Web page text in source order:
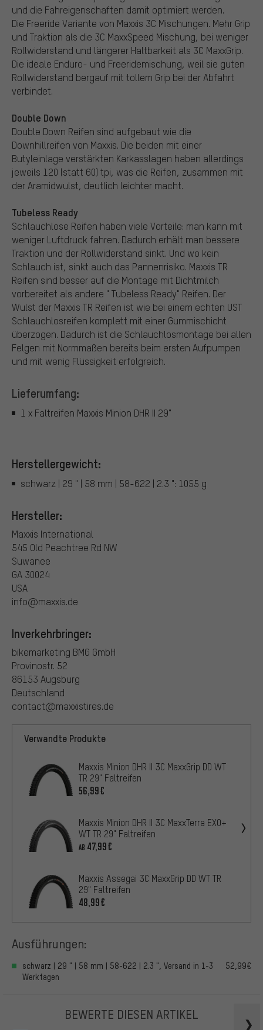
und die Fahreigenschaften damit optimiert werden.
Die Freeride Variante von Maxxis 3C Mischungen. Mehr Grip
und Traktion als die 3C MaxxSpeed Mischung, bei weniger
Rollwiderstand und längerer Haltbarkeit als 3C MaxxGrip.
Die ideale Enduro- und Freeridemischung, weil sie guten
Rollwiderstand bergauf mit tollem Grip bei der Abfahrt
verbindet.
Double Down
Double Down Reifen sind aufgebaut wie die
Downhillreifen von Maxxis. Die beiden mit einer
Butyleinlage verstärkten Karkasslagen haben allerdings
jeweils 120 (statt 60) tpi, was die Reifen, zusammen mit
der Aramidwulst, deutlich leichter macht.
Tubeless Ready
Schlauchlose Reifen haben viele Vorteile: man kann mit
weniger Luftdruck fahren. Dadurch erhält man bessere
Traktion und der Rollwiderstand sinkt. Und wo kein
Schlauch ist, sinkt auch das Pannenrisiko. Maxxis TR
Reifen sind besser auf die Montage mit Dichtmilch
vorbereitet als andere " Tubeless Ready" Reifen. Der
Wulst der Maxxis TR Reifen ist wie bei einem echten UST
Schlauchlosreifen komplett mit einer Gummischicht
überzogen. Dadurch ist die Schlauchlosmontage bei allen
Felgen mit Normmaßen bereits beim ersten Aufpumpen
und mit wenig Flüssigkeit erfolgreich.
Lieferumfang:
1 x Faltreifen Maxxis Minion DHR II 29"
Herstellergewicht:
schwarz | 29 " | 58 mm | 58-622 | 2.3 ": 1055 g
Hersteller:
Maxxis International
545 Old Peachtree Rd NW
Suwanee
GA 30024
USA
info@maxxis.de
Inverkehrbringer:
bikemarketing BMG GmbH
Provinostr. 52
86153 Augsburg
Deutschland
contact@maxxistires.de
Verwandte Produkte
Maxxis Minion DHR II 3C MaxxGrip DD WT
TR 29" Faltreifen
56,99€
Maxxis Minion DHR II 3C MaxxTerra EXO+
WT TR 29" Faltreifen
AB 47,99€
Maxxis Assegai 3C MaxxGrip DD WT TR
29" Faltreifen
48,99€
Ausführungen:
schwarz | 29 " | 58 mm | 58-622 | 2.3 ", Versand in 1-3
Werktagen
52,99€
BEWERTE DIESEN ARTIKEL